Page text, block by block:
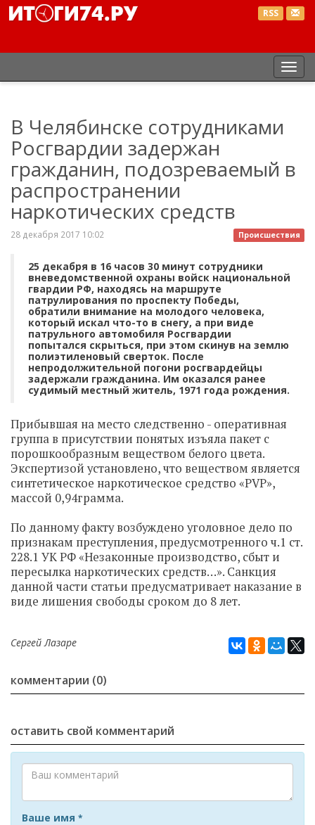
RSS
В Челябинске сотрудниками
Росгвардии задержан
гражданин, подозреваемый в
распространении
наркотических средств
Происшествия
28 декабря 2017 10:02
25 декабря в 16 часов 30 минут сотрудники
вневедомственной охраны войск национальной
гвардии РФ, находясь на маршруте
патрулирования по проспекту Победы,
обратили внимание на молодого человека,
который искал что-то в снегу, а при виде
патрульного автомобиля Росгвардии
попытался скрыться, при этом скинув на землю
полиэтиленовый сверток. После
непродолжительной погони росгвардейцы
задержали гражданина. Им оказался ранее
судимый местный житель, 1971 года рождения.
Прибывшая на место следственно - оперативная
группа в присутствии понятых изъяла пакет с
порошкообразным веществом белого цвета.
Экспертизой установлено, что веществом является
синтетическое наркотическое средство «PVP»,
массой 0,94грамма.
По данному факту возбуждено уголовное дело по
признакам преступления, предусмотренного ч.1 ст.
228.1 УК РФ «Незаконные производство, сбыт и
пересылка наркотических средств…». Санкция
данной части статьи предусматривает наказание в
виде лишения свободы сроком до 8 лет.
Сергей Лазаре
комментарии (0)
оставить свой комментарий
Ваше имя *